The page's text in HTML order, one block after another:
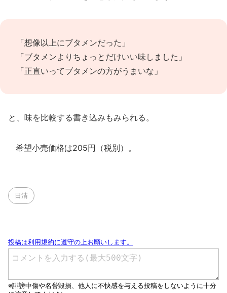
「想像以上にブタメンだった」
「ブタメンよりちょっとだけいい味しました」
「正直いってブタメンの方がうまいな」
と、味を比較する書き込みもみられる。
希望小売価格は205円（税別）。
日清